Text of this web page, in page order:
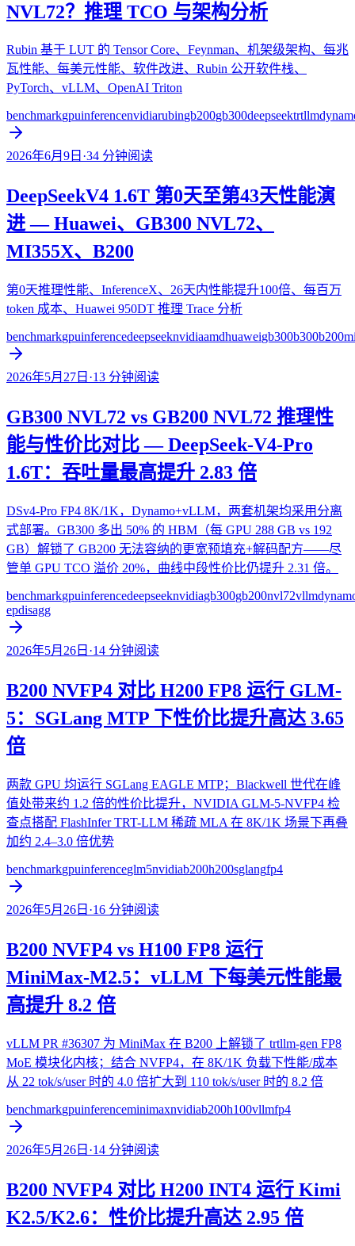
NVL72？推理 TCO 与架构分析
Rubin 基于 LUT 的 Tensor Core、Feynman、机架级架构、每兆
瓦性能、每美元性能、软件改进、Rubin 公开软件栈、
PyTorch、vLLM、OpenAI Triton
benchmarkgpuinferencenvidiarubingb200gb300deepseektrtllm
2026年6月9日 ·34 分钟阅读
DeepSeekV4 1.6T 第0天至第43天性能演
进 — Huawei、GB300 NVL72、
MI355X、B200
第0天推理性能、InferenceX、26天内性能提升100倍、每百万
token 成本、Huawei 950DT 推理 Trace 分析
benchmarkgpuinferencedeepseeknvidiaamdhuaweigb300b300b200
2026年5月27日 ·13 分钟阅读
GB300 NVL72 vs GB200 NVL72 推理性
能与性价比对比 — DeepSeek-V4-Pro
1.6T：吞吐量最高提升 2.83 倍
DSv4-Pro FP4 8K/1K，Dynamo+vLLM，两套机架均采用分离
式部署。GB300 多出 50% 的 HBM（每 GPU 288 GB vs 192
GB）解锁了 GB200 无法容纳的更宽预填充+解码配方——尽
管单 GPU TCO 溢价 20%，曲线中段性价比仍提升 2.31 倍。
benchmarkgpuinferencedeepseeknvidiagb300gb200nvl72vllm
epdisagg
2026年5月26日 ·14 分钟阅读
B200 NVFP4 对比 H200 FP8 运行 GLM-
5：SGLang MTP 下性价比提升高达 3.65
倍
两款 GPU 均运行 SGLang EAGLE MTP；Blackwell 世代在峰
值处带来约 1.2 倍的性价比提升，NVIDIA GLM-5-NVFP4 检
查点搭配 FlashInfer TRT-LLM 稀疏 MLA 在 8K/1K 场景下再叠
加约 2.4–3.0 倍优势
benchmarkgpuinferenceglm5nvidiab200h200sglangfp4
2026年5月26日 ·16 分钟阅读
B200 NVFP4 vs H100 FP8 运行
MiniMax-M2.5：vLLM 下每美元性能最
高提升 8.2 倍
vLLM PR #36307 为 MiniMax 在 B200 上解锁了 trtllm-gen FP8
MoE 模块化内核；结合 NVFP4，在 8K/1K 负载下性能/成本
从 22 tok/s/user 时的 4.0 倍扩大到 110 tok/s/user 时的 8.2 倍
benchmarkgpuinferenceminimaxnvidiab200h100vllmfp4
2026年5月26日 ·14 分钟阅读
B200 NVFP4 对比 H200 INT4 运行 Kimi
K2.5/K2.6：性价比提升高达 2.95 倍